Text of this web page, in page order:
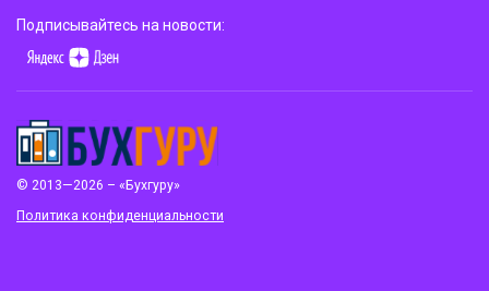
© 2013—2026 – «Бухгуру»
Политика конфиденциальности
Подписывайтесь на новости: